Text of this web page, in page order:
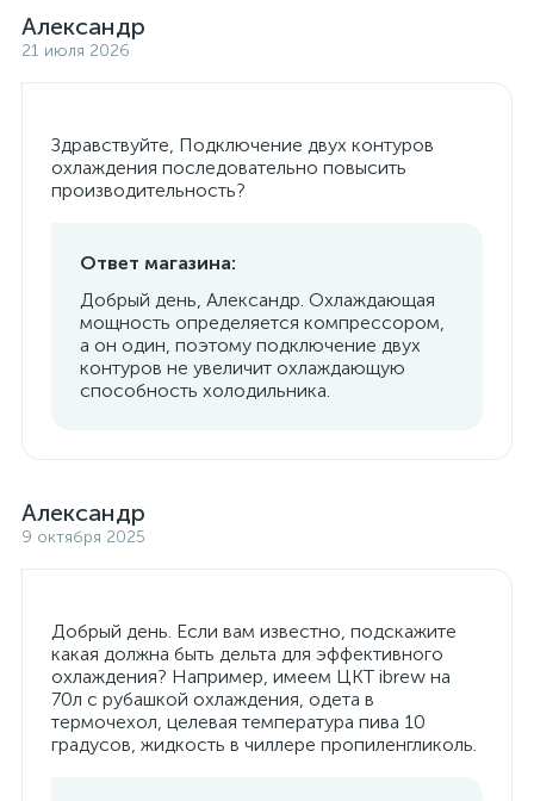
Александр
21 июля 2026
Здравствуйте, Подключение двух контуров
охлаждения последовательно повысить
производительность?
Ответ магазина:
Добрый день, Александр. Охлаждающая
мощность определяется компрессором,
а он один, поэтому подключение двух
контуров не увеличит охлаждающую
способность холодильника.
Александр
9 октября 2025
Добрый день. Если вам известно, подскажите
какая должна быть дельта для эффективного
охлаждения? Например, имеем ЦКТ ibrew на
70л с рубашкой охлаждения, одета в
термочехол, целевая температура пива 10
градусов, жидкость в чиллере пропиленгликоль.